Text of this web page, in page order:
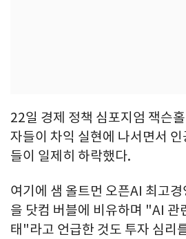
22일 경제 정책 심포지엄 잭슨
자들이 차익 실현에 나서면서
들이 일제히 하락했다.
여기에 샘 올트먼 오픈AI 최고
을 닷컴 버블에 비유하며 "AI 관
태"라고 언급한 것도 투자 심리